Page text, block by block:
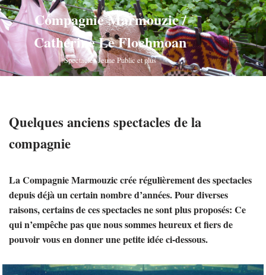
Aller
au
contenu
Compagnie Marmouzic /
Catherine Le Flochmoan
Spectacles Jeune Public et plus
Quelques anciens spectacles de la
compagnie
La Compagnie Marmouzic crée régulièrement des spectacles
depuis déjà un certain nombre d’années. Pour diverses
raisons, certains de ces spectacles ne sont plus proposés: Ce
qui n’empêche pas que nous sommes heureux et fiers de
pouvoir vous en donner une petite idée ci-dessous.